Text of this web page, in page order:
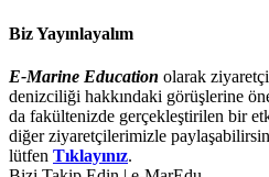
Biz Yayınlayalım
E-Marine Education olarak
denizciliği hakkındaki görüşlerine
da fakültenizde gerçekleştirilen bir
diğer ziyaretçilerimizle
lütfen Tıklayınız.